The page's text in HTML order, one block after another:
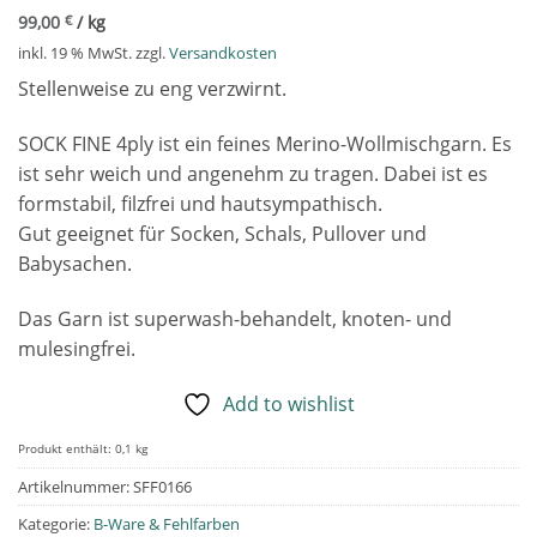
99,00 €/ kg
inkl. 19 % MwSt.zzgl.Versandkosten
Stellenweise zu eng verzwirnt.
SOCK FINE 4ply ist ein feines Merino-Wollmischgarn. Es
ist sehr weich und angenehm zu tragen. Dabei ist es
formstabil, filzfrei und hautsympathisch.
Gut geeignet für Socken, Schals, Pullover und
Babysachen.
Das Garn ist superwash-behandelt, knoten- und
mulesingfrei.
Add to wishlist
Produkt enthält: 0,1 kg
Artikelnummer:SFF0166
Kategorie: B-Ware & Fehlfarben